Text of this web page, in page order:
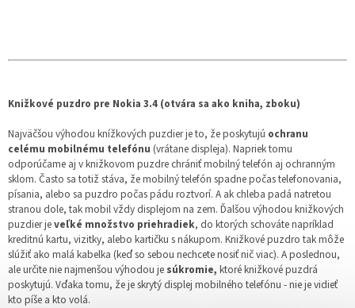
Knižkové puzdro pre Nokia 3.4 (otvára sa ako kniha, zboku)
Najväčšou výhodou knížkových puzdier je to, že poskytujú ochranu
celému mobilnému telefónu (vrátane displeja). Napriek tomu
odporúčame aj v knižkovom puzdre chrániť mobilný telefón aj ochranným
sklom. Často sa totiž stáva, že mobilný telefón spadne počas telefonovania,
písania, alebo sa puzdro počas pádu roztvorí. A ak chleba padá natretou
stranou dole, tak mobil vždy displejom na zem. Ďalšou výhodou knižkových
puzdier jeveľké množstvo priehradiek, do ktorých schováte napríklad
kreditnú kartu, vizitky, alebo kartičku s nákupom. Knižkové puzdro tak môže
slúžiť ako malá kabelka (keď so sebou nechcete nosiť nič viac). A poslednou,
ale určite nie najmenšou výhodou je súkromie, ktoré knižkové puzdrá
poskytujú. Vďaka tomu, že je skrytý displej mobilného telefónu - nie je vidieť
kto píše a kto volá.